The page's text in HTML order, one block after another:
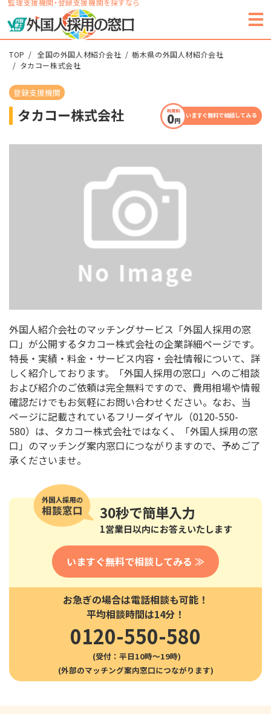
監理支援機関・登録支援機関を探すなら
TOP 全国の外国人材紹介会社
栃木県の外国人材紹介会社
タカコー株式会社
登録支援機関
タカコー株式会社 いますぐ無料で相談してみる
外国人紹介会社のマッチングサービス「外国人採用の窓
口」が公開するタカコー株式会社の企業詳細ページです。
特長・実績・料金・サービス内容・会社情報について、詳
しく紹介しております。「外国人採用の窓口」へのご相談
および紹介のご依頼は完全無料ですので、費用相場や情報
確認だけでもお気軽にお問い合わせください。なお、当
ページに記載されているフリーダイヤル（0120-550-
580）は、タカコー株式会社ではなく、「外国人採用の窓
口」のマッチング案内窓口につながりますので、予めご了
承くださいませ。
30秒で簡単入力
1営業日以内にお答えいたします
いますぐ無料で相談してみる ≫
お急ぎの場合は電話相談も可能！
平均相談時間は14分！
0120-550-580
(受付：平日10時〜19時)